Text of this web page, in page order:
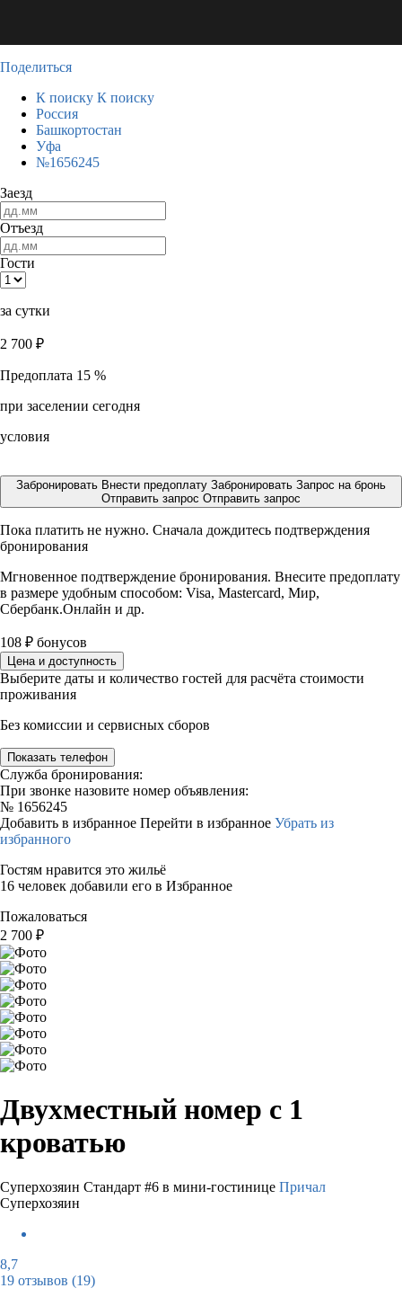
Поделиться
К поиску К поиску
Россия
Башкортостан
Уфа
№1656245
Заезд
Отъезд
Гости
за сутки
2 700 ₽
Предоплата 15 %
при заселении сегодня
условия
Забронировать Внести предоплату Забронировать Запрос на бронь
Отправить запрос Отправить запрос
Пока платить не нужно. Сначала дождитесь подтверждения
бронирования
Мгновенное подтверждение бронирования. Внесите предоплату
в размере удобным способом: Visa, Mastercard, Мир,
Сбербанк.Онлайн и др.
108 ₽ бонусов
Цена и доступность
Выберите даты и количество гостей для расчёта стоимости
проживания
Без комиссии и сервисных сборов
Показать телефон
Служба бронирования:
При звонке назовите номер объявления:
№ 1656245
Добавить в избранное Перейти в избранное Убрать из
избранного
Гостям нравится это жильё
16 человек добавили его в Избранное
Пожаловаться
2 700 ₽
Двухместный номер с 1
кроватью
Суперхозяин Стандарт #6 в мини-гостинице Причал
Суперхозяин
8,7
19 отзывов (19)